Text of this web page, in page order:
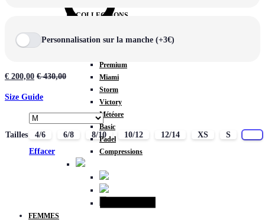
COLLECTIONS
Rex
Premium
Miami
Storm
Victory
Météore
Basic
Padel
Compressions
FEMMES
Personnalisation sur la manche (+3€)
€ 200,00 €430,00
Size Guide
Tailles 4/6 6/8 8/10 10/12 12/14 XS S
Effacer